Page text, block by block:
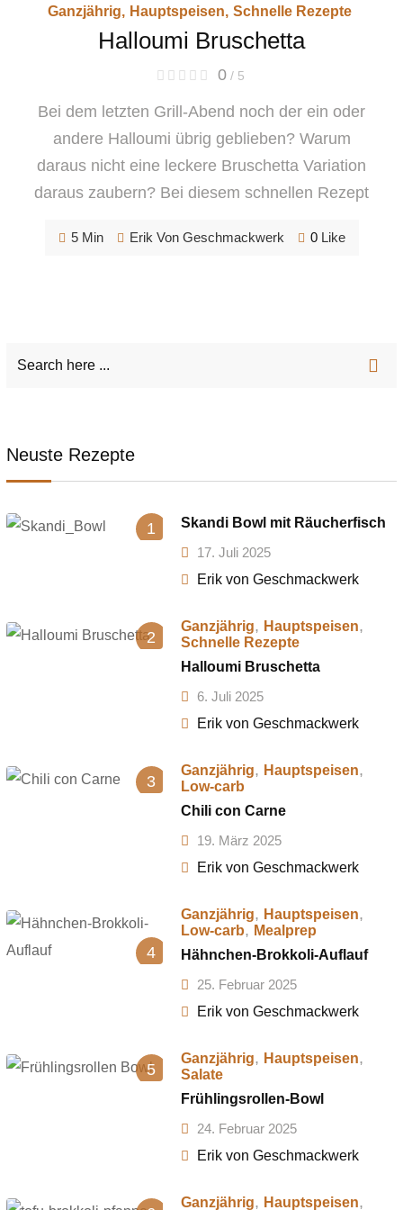
Ganzjährig, Hauptspeisen, Schnelle Rezepte
Halloumi Bruschetta
0/ 5
Bei dem letzten Grill-Abend noch der ein oder
andere Halloumi übrig geblieben? Warum
daraus nicht eine leckere Bruschetta Variation
daraus zaubern? Bei diesem schnellen Rezept
5 Min Erik Von Geschmackwerk 0Like
Neuste Rezepte
1
Skandi Bowl mit Räucherfisch
17. Juli 2025
Erik von Geschmackwerk
2
Ganzjährig, Hauptspeisen,
Schnelle Rezepte
Halloumi Bruschetta
6. Juli 2025
Erik von Geschmackwerk
3
Ganzjährig, Hauptspeisen,
Low-carb
Chili con Carne
19. März 2025
Erik von Geschmackwerk
4
Ganzjährig, Hauptspeisen,
Low-carb, Mealprep
Hähnchen-Brokkoli-Auflauf
25. Februar 2025
Erik von Geschmackwerk
5
Ganzjährig, Hauptspeisen,
Salate
Frühlingsrollen-Bowl
24. Februar 2025
Erik von Geschmackwerk
Ganzjährig, Hauptspeisen,